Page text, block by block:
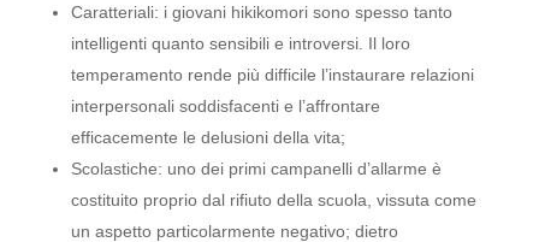
Caratteriali: i giovani hikikomori sono spesso tanto
intelligenti quanto sensibili e introversi. Il loro
temperamento rende più difficile l’instaurare relazioni
interpersonali soddisfacenti e l’affrontare
efficacemente le delusioni della vita;
Scolastiche: uno dei primi campanelli d’allarme è
costituito proprio dal rifiuto della scuola, vissuta come
un aspetto particolarmente negativo; dietro